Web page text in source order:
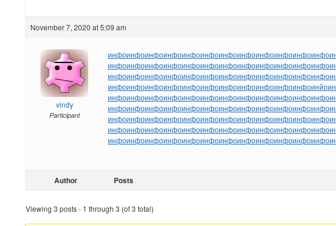
November 7, 2020 at 5:09 am
vindy
Participant
инфоинфоинфоинфоинфоинфоинфоинфоинфоинфоинфоинфо
инфоинфоинфоинфоинфоинфоинфоинфоинфоинфоинфоинфо
инфоинфоинфоинфоинфоинфоинфоинфоинфоинфоинфоинфо
инфоинфоинфоинфоинфоинфоинфоинфоинфоинфоинфоинйо
инфоинфоинфоинфоинфоинфоинфоинфоинфоинфоинфоинфо
инфоинфоинфоинфоинфоинфоинфоинфоинфоинфоинфоинфо
инфоинфоинфоинфоинфоинфоинфоинфоинфоинфоинфоинфо
инфоинфоинфоинфоинфоинфоинфоинфоинфоинфоинфоинфо
инфоинфоинфоинфоинфоинфоинфоинфоинфоинфоинфоинфо
Author Posts
Viewing 3 posts - 1 through 3 (of 3 total)